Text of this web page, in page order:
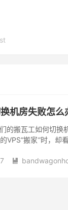
机房失败怎
的搬瓦工如何切
VPS“搬家”时，
